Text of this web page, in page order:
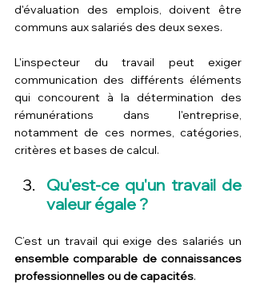
d'évaluation des emplois, doivent être
communs aux salariés des deux sexes.
L'inspecteur du travail peut exiger
communication des différents éléments
qui concourent à la détermination des
rémunérations dans l'entreprise,
notamment de ces normes, catégories,
critères et bases de calcul.
Qu'est-ce qu'un travail de
valeur égale ?
ensemble comparable de connaissances
professionnelles ou de capacités.